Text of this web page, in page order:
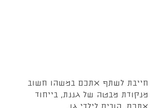
חייבת לשתף אתכם במשהו חשוב
מנקודת מבטה של גננת, בייחוד